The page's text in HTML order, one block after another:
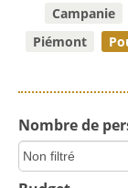
Campanie
Piémont
Nombre de